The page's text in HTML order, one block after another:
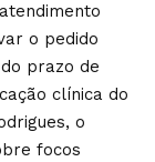
o pedido
prazo de
clínica do
o
focos